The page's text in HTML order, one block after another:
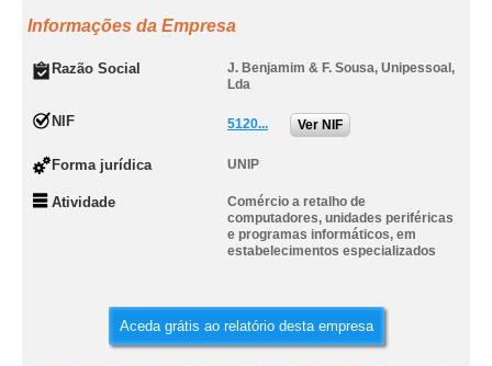
Informações da Empresa
Razão Social
J. Benjamim & F. Sousa, Unipessoal,
Lda
NIF 5120... Ver NIF
Forma jurídica UNIP
Atividade
Comércio a retalho de
computadores, unidades periféricas
e programas informáticos, em
estabelecimentos especializados
Aceda grátis ao relatório desta empresa